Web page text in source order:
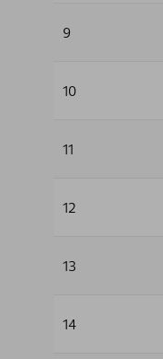
9
10
11
12
13
14